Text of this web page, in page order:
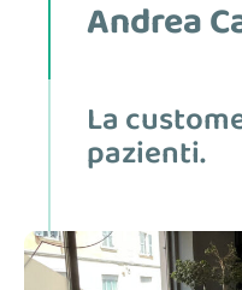
Andrea
La
pazienti.